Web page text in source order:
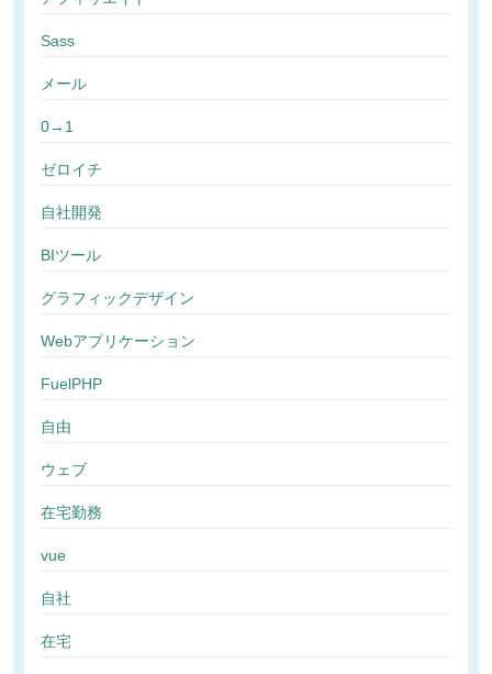
Sass
メール
0→1
ゼロイチ
自社開発
BIツール
グラフィックデザイン
Webアプリケーション
FuelPHP
自由
ウェブ
在宅勤務
vue
自社
在宅